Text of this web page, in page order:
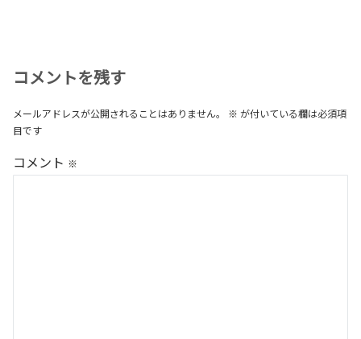
コメントを残す
メールアドレスが公開されることはありません。 ※ が付いている欄は必須項
目です
コメント ※